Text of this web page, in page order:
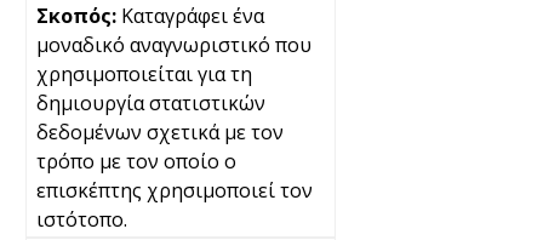
Καταγράφει ένα
μοναδικό αναγνωριστικό που
χρησιμοποιείται για τη
δημιουργία στατιστικών
δεδομένων σχετικά με τον
τρόπο με τον οποίο ο
επισκέπτης χρησιμοποιεί τον
ιστότοπο.